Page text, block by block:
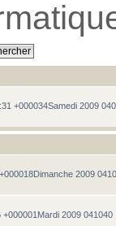
+000034Samedi 2009
2009
2009 041040